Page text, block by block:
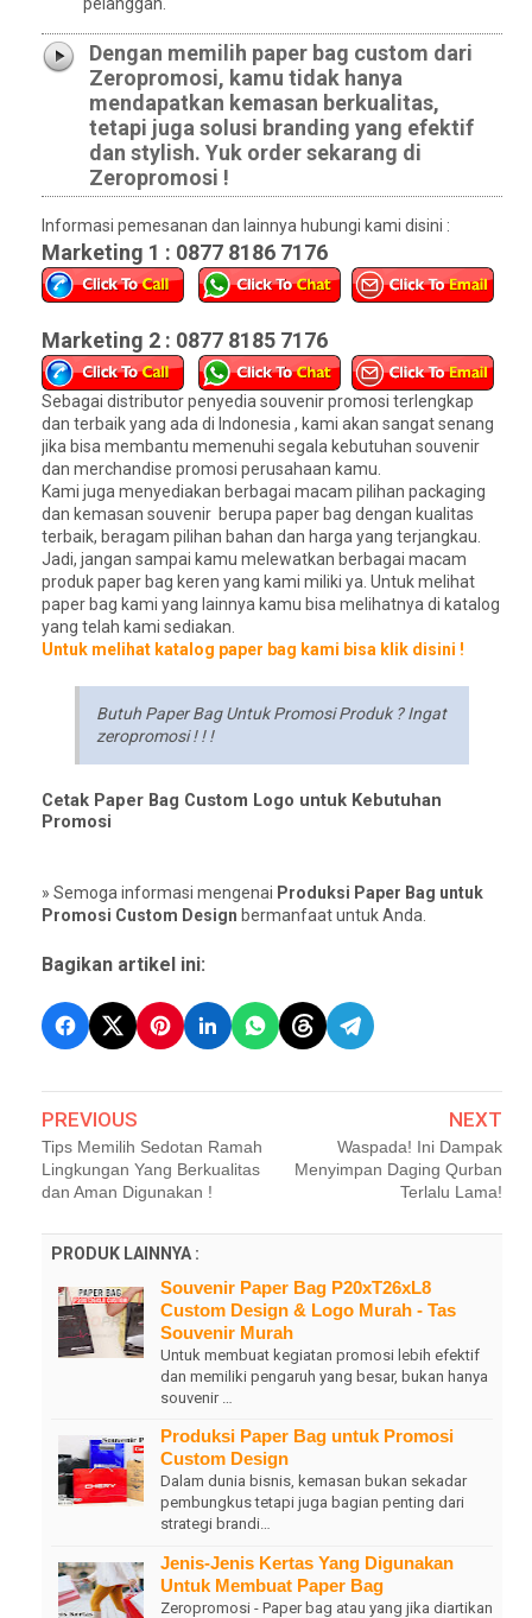
Dengan memilih paper bag custom dari
Zeropromosi, kamu tidak hanya
mendapatkan kemasan berkualitas,
tetapi juga solusi branding yang efektif
dan stylish. Yuk order sekarang di
Zeropromosi !
Informasi pemesanan dan lainnya hubungi kami disini :
Marketing 1 : 0877 8186 7176
Marketing 2 : 0877 8185 7176
Sebagai distributor penyedia souvenir promosi terlengkap
dan terbaik yang ada di Indonesia , kami akan sangat senang
jika bisa membantu memenuhi segala kebutuhan souvenir
dan merchandise promosi perusahaan kamu.
Kami juga menyediakan berbagai macam pilihan packaging
dan kemasan souvenir berupa paper bag dengan kualitas
terbaik, beragam pilihan bahan dan harga yang terjangkau.
Jadi, jangan sampai kamu melewatkan berbagai macam
produk paper bag keren yang kami miliki ya. Untuk melihat
paper bag kami yang lainnya kamu bisa melihatnya di katalog
yang telah kami sediakan.
Untuk melihat katalog paper bag kami bisa klik disini !
Butuh Paper Bag Untuk Promosi Produk ? Ingat
zeropromosi ! ! !
Cetak Paper Bag Custom Logo untuk Kebutuhan
Promosi
» Semoga informasi mengenai Produksi Paper Bag untuk
Promosi Custom Design bermanfaat untuk Anda.
Bagikan artikel ini:
PREVIOUS
Tips Memilih Sedotan Ramah
Lingkungan Yang Berkualitas
dan Aman Digunakan !
NEXT
Waspada! Ini Dampak
Menyimpan Daging Qurban
Terlalu Lama!
PRODUK LAINNYA :
Souvenir Paper Bag P20xT26xL8
Custom Design & Logo Murah - Tas
Souvenir Murah
Untuk membuat kegiatan promosi lebih efektif
dan memiliki pengaruh yang besar, bukan hanya
souvenir …
Produksi Paper Bag untuk Promosi
Custom Design
Dalam dunia bisnis, kemasan bukan sekadar
pembungkus tetapi juga bagian penting dari
strategi brandi…
Jenis-Jenis Kertas Yang Digunakan
Untuk Membuat Paper Bag
Zeropromosi - Paper bag atau yang jika diartikan